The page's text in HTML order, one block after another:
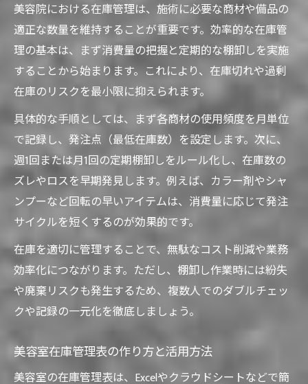
現場で役立つ棚卸しルールの設定方法
Excelやアプリで始める美容院の在庫最適化
美容室在庫管理エクセルで始める簡単管理
美容院で使える在庫管理アプリの選び方
サロンアンサー管理画面の活用ポイント
在庫管理アプリとエクセルの使い分け術
現場で役立つ美容院のデータ管理方法
無駄を省く美容院サプライ管理のポイントとは
美容院で無駄を減らす在庫管理のヒント
サプライ適正化でコスト削減を目指す方法
美容院で残り在庫を把握する管理術
発注タイミング最適化の実践ポイント
過剰在庫を防ぐ美容院の工夫と対策
美容院スタッフが実践しやすい管理ルールの作
美容院スタッフ向け管理ルール設定の基本
美容院における在庫管理は、施術に必要な商材や備品の
適正な数量を維持することが重要です。効率的な在庫管
理の基本は、まず消費量の把握と定期的な棚卸しを実施
することから始まります。これにより、在庫切れや過剰
在庫のリスクを最小限に抑えられます。
具体的な手順としては、まず各商材の使用頻度を月単位
で記録し、発注点（最低在庫数）を設定します。次に、
週1回または月1回の定期棚卸しをルール化し、在庫数の
ズレやロスを早期発見します。例えば、カラー剤やシャ
ンプーなど回転の早いアイテムは、消費量に応じて発注
サイクルを短くするのが効果的です。
在庫を適切に管理することで、無駄なコスト削減や業務
効率化につながります。ただし、棚卸し作業時には紛失
や廃棄リスクも発生するため、複数人でのダブルチェッ
クや記録の一元化を徹底しましょう。
美容室在庫管理表の作り方と活用方法
美容室の在庫管理表は、Excelやクラウドシートなどで簡